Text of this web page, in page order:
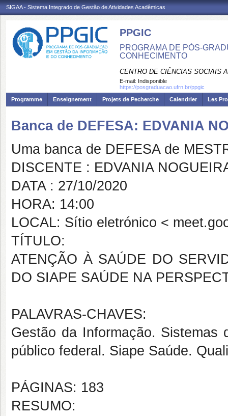
SIGAA - Sistema Integrado de Gestão de Atividades Acadêmicas
PPGIC
PROGRAMA DE PÓS-
CONHECIMENTO
CENTRO DE CIÊNCIAS SOCIAIS
E-mail: Indisponible
https://posgraduacao.ufrn.br/ppgic
Programme
Enseignement Projets de Pecherche Calendrier Les
Banca de DEFESA: EDVANIA
Uma banca de DEFESA de
DISCENTE : EDVANIA
DATA : 27/10/2020
HORA: 14:00
LOCAL: Sítio eletrónico <
TÍTULO:
ATENÇÃO À SAÚDE DO
DO SIAPE SAÚDE NA
PALAVRAS-CHAVES:
Gestão da Informação. Sistemas
público federal. Siape Saúde.
PÁGINAS: 183
RESUMO: